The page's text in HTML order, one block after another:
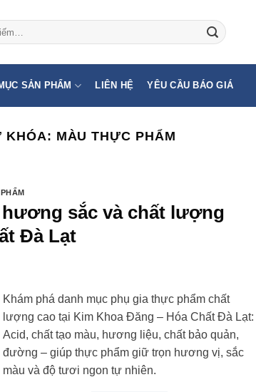
SẢN PHẨM LIÊN HỆ YÊU CẦU BÁO GIÁ
KHÓA: MÀU THỰC PHẨM
sắc và chất lượng
Đà Lạt
Khám phá danh mục phụ gia thực phẩm chất
lượng cao tại Kim Khoa Đăng – Hóa Chất Đà Lạt:
Acid, chất tạo màu, hương liệu, chất bảo quản,
đường – giúp thực phẩm giữ trọn hương vị, sắc
màu và độ tươi ngon tự nhiên.